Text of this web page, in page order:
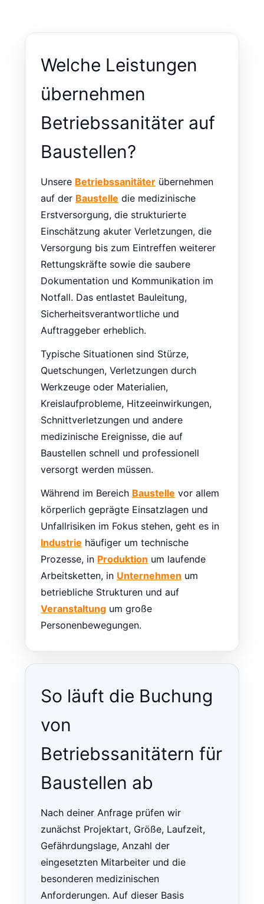
Welche Leistungen
übernehmen
Betriebssanitäter auf
Baustellen?
Unsere Betriebssanitäterübernehmen
auf der Baustelle die medizinische
Erstversorgung, die strukturierte
Einschätzung akuter Verletzungen, die
Versorgung bis zum Eintreffen weiterer
Rettungskräfte sowie die saubere
Dokumentation und Kommunikation im
Notfall. Das entlastet Bauleitung,
Sicherheitsverantwortliche und
Auftraggeber erheblich.
Typische Situationen sind Stürze,
Quetschungen, Verletzungen durch
Werkzeuge oder Materialien,
Kreislaufprobleme, Hitzeeinwirkungen,
Schnittverletzungen und andere
medizinische Ereignisse, die auf
Baustellen schnell und professionell
versorgt werden müssen.
Während im Bereich Baustelle vor allem
körperlich geprägte Einsatzlagen und
Unfallrisiken im Fokus stehen, geht es in
Industrie häufiger um technische
Prozesse, in Produktion um laufende
Arbeitsketten, in Unternehmen um
betriebliche Strukturen und auf
Veranstaltungum große
Personenbewegungen.
So läuft die Buchung
von
Betriebssanitätern für
Baustellen ab
Nach deiner Anfrage prüfen wir
zunächst Projektart, Größe, Laufzeit,
Gefährdungslage, Anzahl der
eingesetzten Mitarbeiter und die
besonderen medizinischen
Anforderungen. Auf dieser Basis